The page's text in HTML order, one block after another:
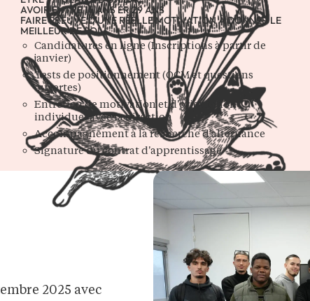
AVOIR ENTRE 16 ANS ER 29 ANS
FAIRE PREUVE D'UNE RÉELLE MOTIVATION À DONNER LE
MEILLEUR DE SOI
Candidatures en ligne (Inscriptions à partir de
janvier)
Tests de positionnement (QCM et questions
ouvertes)
Entretien de motivation et d'orientation
individuel avec la direction
Accompagnement à la recherche d'alternance
Signature du contrat d'apprentissage
2025 avec